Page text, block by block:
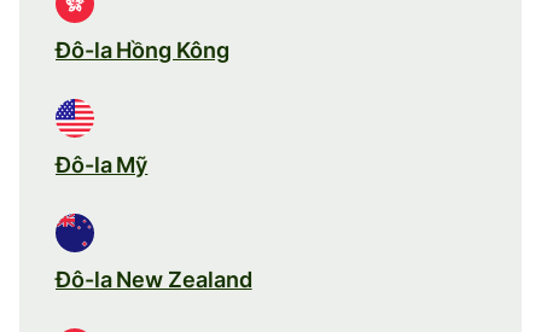
Đô-la Hồng Kông
Đô-la Mỹ
Đô-la New Zealand